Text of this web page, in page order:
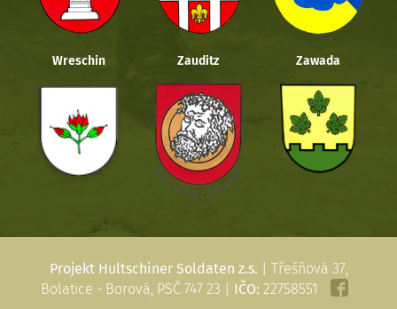
Wreschin Zauditz Zawada
Projekt Hultschiner Soldaten z.s. | Třešňová 37,
Bolatice - Borová, PSČ 747 23 | IČO: 22758551